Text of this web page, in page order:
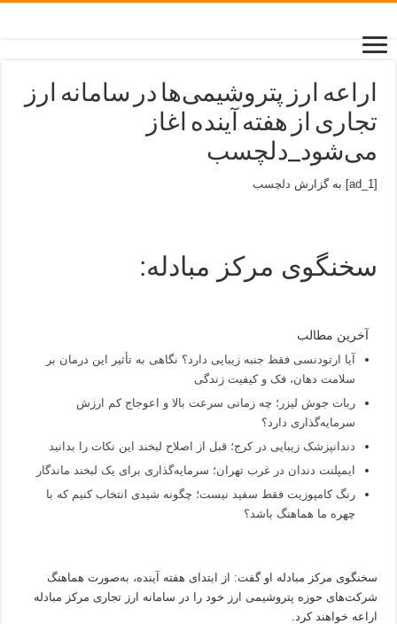
اراعه ارز پتروشیمی‌ها در سامانه ارز
تجاری از هفته آینده اغاز
می‌شود_دلچسب
[ad_1] به گزارش دلچسب
سخنگوی مرکز مبادله:
آخرین مطالب
آیا ارتودنسی فقط جنبه زیبایی دارد؟ نگاهی به تأثیر این درمان بر
سلامت دهان، فک و کیفیت زندگی
ربات جوش لیزر؛ چه زمانی سرعت بالا و اعوجاج کم ارزش
سرمایه‌گذاری دارد؟
دندانپزشک زیبایی در کرج؛ قبل از اصلاح لبخند این نکات را بدانید
ایمپلنت دندان در غرب تهران؛ سرمایه‌گذاری برای یک لبخند ماندگار
رنگ کامپوزیت فقط سفید نیست؛ چگونه شیدی انتخاب کنیم که با
چهره ما هماهنگ باشد؟
سخنگوی مرکز مبادله او گفت: از ابتدای هفته آینده، به‌صورت هماهنگ
شرکت‌های حوزه پتروشیمی ارز خود را در سامانه ارز تجاری مرکز مبادله
اراعه خواهند کرد.